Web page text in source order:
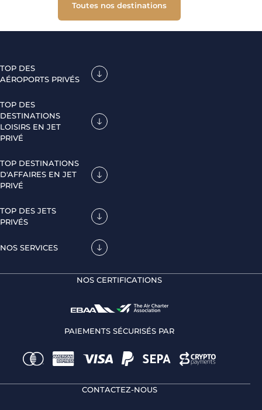
Toutes nos destinations
TOP DES
AÉROPORTS PRIVÉS
TOP DES
DESTINATIONS
LOISIRS EN JET
PRIVÉ
TOP DESTINATIONS
D'AFFAIRES EN JET
PRIVÉ
TOP DES JETS
PRIVÉS
NOS SERVICES
NOS CERTIFICATIONS
PAIEMENTS SÉCURISÉS PAR
CONTACTEZ-NOUS